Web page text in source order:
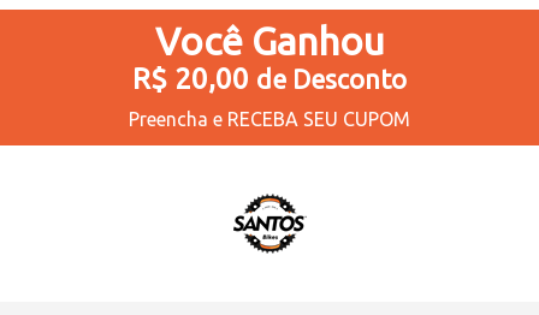
Você Ganhou
R$ 20,00 de Desconto
Preencha e RECEBA SEU CUPOM